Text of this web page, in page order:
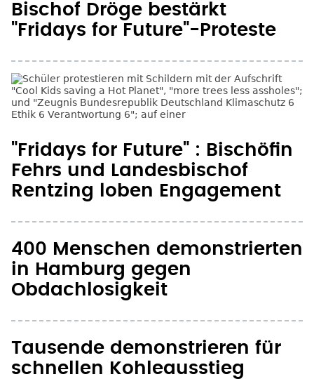
Bischof Dröge bestärkt
"Fridays for Future"-Proteste
"Fridays for Future" : Bischöfin
Fehrs und Landesbischof
Rentzing loben Engagement
400 Menschen demonstrierten
in Hamburg gegen
Obdachlosigkeit
Tausende demonstrieren für
schnellen Kohleausstieg